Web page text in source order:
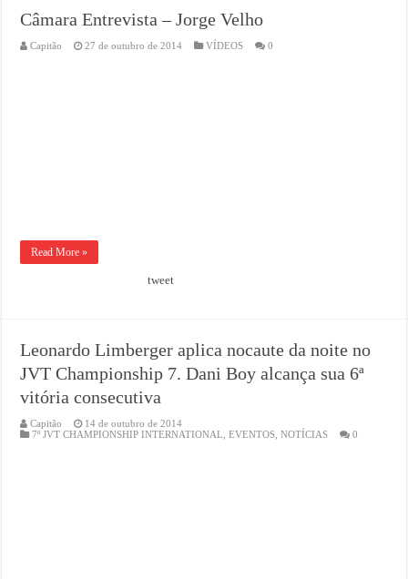
Câmara Entrevista – Jorge Velho
Capitão 27 de outubro de 2014 VÍDEOS 0
Read More »
tweet
Leonardo Limberger aplica nocaute da noite no
JVT Championship 7. Dani Boy alcança sua 6ª
vitória consecutiva
Capitão
14 de outubro de 2014
7º JVT CHAMPIONSHIP INTERNATIONAL ,EVENTOS ,NOTÍCIAS 0